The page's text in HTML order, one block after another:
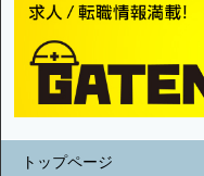
トップページ